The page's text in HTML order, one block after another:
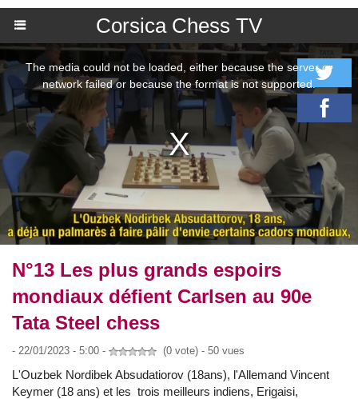
Corsica Chess TV
N°13 Les plus grands espoirs
mondiaux défient Carlsen au 90e
Tata Steel chess
- 22/01/2023 - 5:00 - (0 vote) - 50 vues
L'Ouzbek Nordibek Absudatiorov (18ans), l'Allemand Vincent
Keymer (18 ans) et les trois meilleurs indiens, Erigaisi,